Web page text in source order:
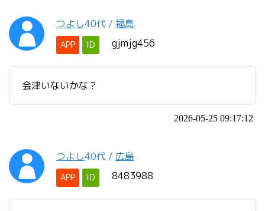
つよし40代 / 福島
APP ID gjmjg456
会津いないかな？
2026-05-25 09:17:12
つよし40代 / 広島
APP ID 8483988